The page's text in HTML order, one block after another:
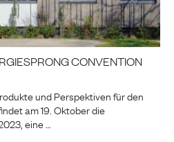
CONVENTION
und Perspektiven für den
am 19. Oktober die
eine …